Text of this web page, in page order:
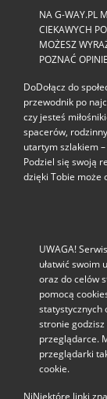
NA G-WAY.PL
CIEKAWYCH
MOŻESZ
POZNAĆ
DoDołącz do
przewodnik po
czy jesteś
spacerów,
utartym szlakiem
Podziel się swoją
dzięki Tobie może
UWAGA!
ułatwić swoim
oraz do celów
pomocą
statystycznych
stronie godzisz
przeglądarce.
przeglądarki
cookie.
NiNiektóre linki